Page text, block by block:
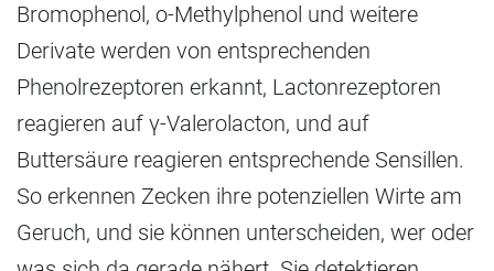
Bromophenol, o-Methylphenol und weitere
Derivate werden von entsprechenden
Phenolrezeptoren erkannt, Lactonrezeptoren
reagieren auf γ-Valerolacton, und auf
Buttersäure reagieren entsprechende Sensillen.
So erkennen Zecken ihre potenziellen Wirte am
Geruch, und sie können unterscheiden, wer oder